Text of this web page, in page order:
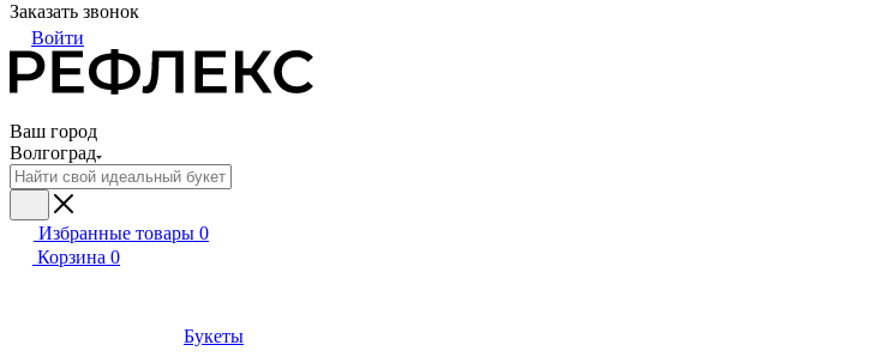
Заказать звонок
Войти
Ваш город
Волгоград
Избранные товары 0
Корзина 0
Букеты